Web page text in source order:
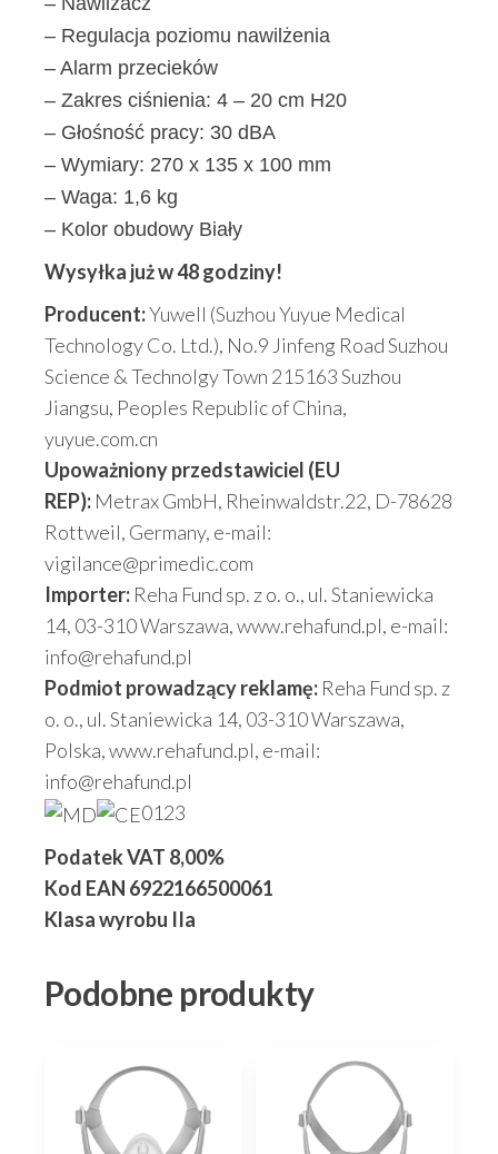
– Regulacja poziomu nawilżenia
– Alarm przecieków
– Zakres ciśnienia: 4 – 20 cm H20
– Głośność pracy: 30 dBA
– Wymiary: 270 x 135 x 100 mm
– Waga: 1,6 kg
– Kolor obudowy Biały
Wysyłka już w 48 godziny!
Producent:Yuwell (Suzhou Yuyue Medical
Technology Co. Ltd.), No.9 Jinfeng Road Suzhou
Science & Technolgy Town 215163 Suzhou
Jiangsu, Peoples Republic of China,
yuyue.com.cn
Upoważniony przedstawiciel (EU
REP): Metrax GmbH, Rheinwaldstr.22, D-78628
Rottweil, Germany, e-mail:
vigilance@primedic.com
Importer: Reha Fund sp. z o. o., ul. Staniewicka
14, 03-310 Warszawa, www.rehafund.pl, e-mail:
info@rehafund.pl
Podmiot prowadzący reklamę: Reha Fund sp. z
o. o., ul. Staniewicka 14, 03-310 Warszawa,
Polska, www.rehafund.pl, e-mail:
info@rehafund.pl
0123
Podatek VAT 8,00%
Kod EAN 6922166500061
Klasa wyrobu IIa
Podobne produkty